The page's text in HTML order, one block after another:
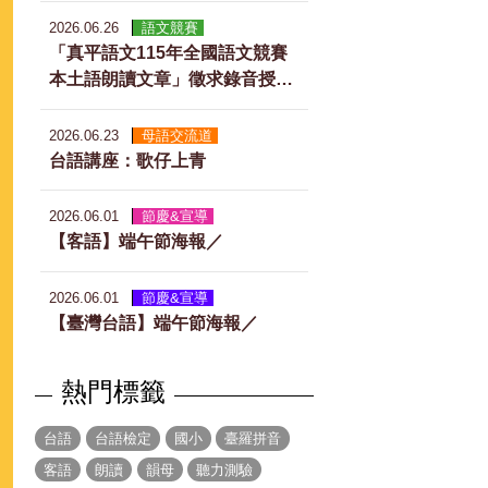
2026.06.26 語文競賽
「真平語文115年全國語文競賽
本土語朗讀文章」徵求錄音授權
說明
2026.06.23 母語交流道
台語講座：歌仔上青
2026.06.01 節慶&宣導
【客語】端午節海報／
2026.06.01 節慶&宣導
【臺灣台語】端午節海報／
熱門標籤
台語 台語檢定 國小
臺羅拼音
客語
朗讀 韻母 聽力測驗